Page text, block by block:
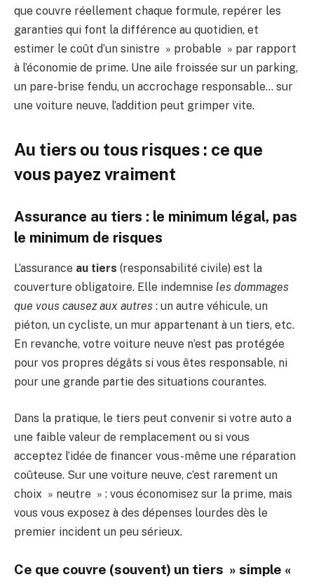
que couvre réellement chaque formule, repérer les
garanties qui font la différence au quotidien, et
estimer le coût d’un sinistre » probable » par rapport
à l’économie de prime. Une aile froissée sur un parking,
un pare-brise fendu, un accrochage responsable… sur
une voiture neuve, l’addition peut grimper vite.
Au tiers ou tous risques : ce que
vous payez vraiment
Assurance au tiers : le minimum légal, pas
le minimum de risques
L’assurance au tiers (responsabilité civile) est la
couverture obligatoire. Elle indemnise les dommages
que vous causez aux autres : un autre véhicule, un
piéton, un cycliste, un mur appartenant à un tiers, etc.
En revanche, votre voiture neuve n’est pas protégée
pour vos propres dégâts si vous êtes responsable, ni
pour une grande partie des situations courantes.
Dans la pratique, le tiers peut convenir si votre auto a
une faible valeur de remplacement ou si vous
acceptez l’idée de financer vous-même une réparation
coûteuse. Sur une voiture neuve, c’est rarement un
choix » neutre » : vous économisez sur la prime, mais
vous vous exposez à des dépenses lourdes dès le
premier incident un peu sérieux.
Ce que couvre (souvent) un tiers » simple «